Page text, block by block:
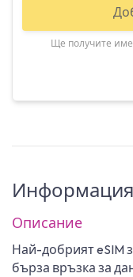
Ще получите
Информация
Описание
Най-добрият eSIM
бърза връзка за